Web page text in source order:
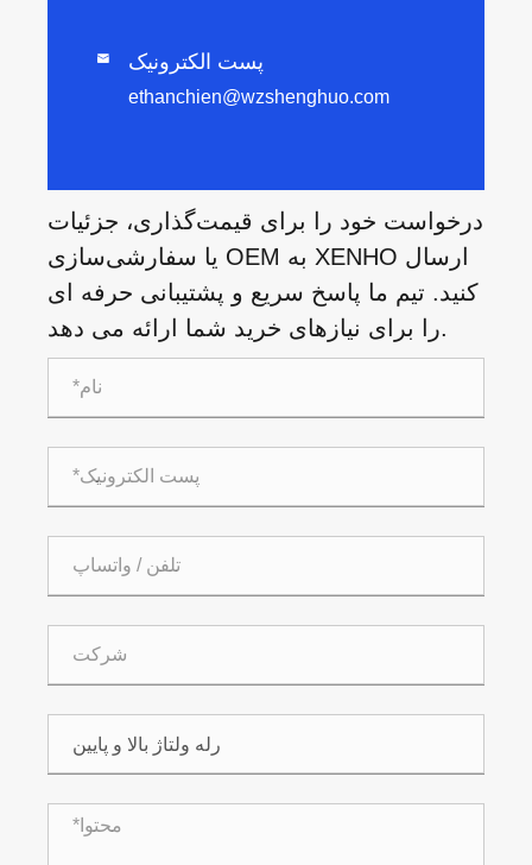
 پست الکترونیک
ethanchien@wzshenghuo.com
درخواست خود را برای قیمت‌گذاری، جزئیات
یا سفارشی‌سازی OEM به XENHO ارسال
کنید. تیم ما پاسخ سریع و پشتیبانی حرفه ای
را برای نیازهای خرید شما ارائه می دهد.